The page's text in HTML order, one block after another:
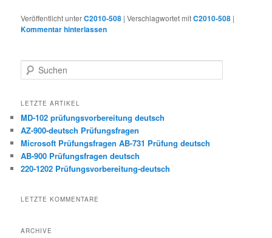
Veröffentlicht unterC2010-508 |Verschlagwortet mitC2010-508 |
Kommentar hinterlassen
Suchen
LETZTE ARTIKEL
MD-102 prüfungsvorbereitung deutsch
AZ-900-deutsch Prüfungsfragen
Microsoft Prüfungsfragen AB-731 Prüfung deutsch
AB-900 Prüfungsfragen deutsch
220-1202 Prüfungsvorbereitung-deutsch
LETZTE KOMMENTARE
ARCHIVE